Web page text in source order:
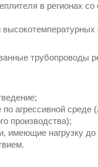
в регионах со
высокотемпературных
трубопроводы
агрессивной
производства);
имеющие нагрузку